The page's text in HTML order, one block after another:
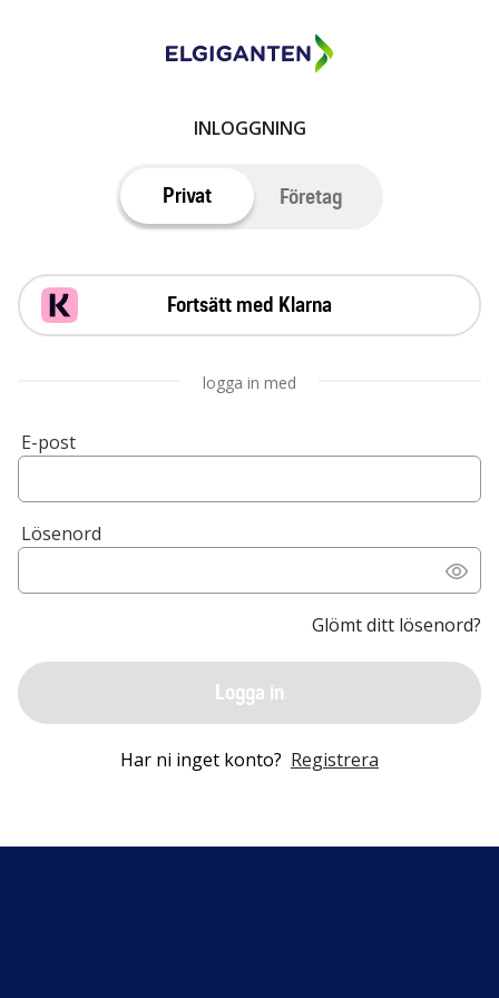
INLOGGNING
Privat Företag
Fortsätt med Klarna
logga in med
E-post
Lösenord
Glömt ditt lösenord?
Logga in
Har ni inget konto? Registrera